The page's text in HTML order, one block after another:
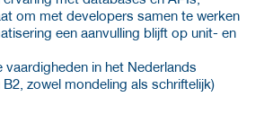
om met developers samen te werken
een aanvulling blijft op unit- en
vaardigheden in het Nederlands
B2, zowel mondeling als schriftelijk)